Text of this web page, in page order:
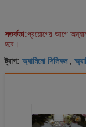
সতর্কতা:প্রয়োগের আগে
হবে।
ট্যাগ: অ্যামিনো সিলিকন,